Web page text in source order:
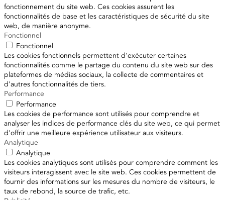
fonctionnement du site web. Ces cookies assurent les
fonctionnalités de base et les caractéristiques de sécurité du site
web, de manière anonyme.
Fonctionnel
Fonctionnel
Les cookies fonctionnels permettent d'exécuter certaines
fonctionnalités comme le partage du contenu du site web sur des
plateformes de médias sociaux, la collecte de commentaires et
d'autres fonctionnalités de tiers.
Performance
Performance
Les cookies de performance sont utilisés pour comprendre et
analyser les indices de performance clés du site web, ce qui permet
d'offrir une meilleure expérience utilisateur aux visiteurs.
Analytique
Analytique
Les cookies analytiques sont utilisés pour comprendre comment les
visiteurs interagissent avec le site web. Ces cookies permettent de
fournir des informations sur les mesures du nombre de visiteurs, le
taux de rebond, la source de trafic, etc.